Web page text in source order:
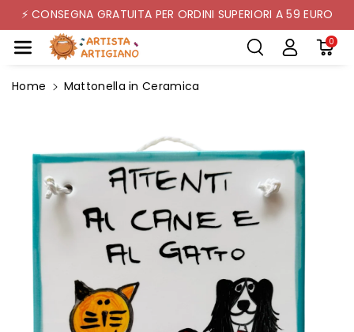
Mente Ai C
Ontenuti
⚡ CONSEGNA GRATUITA PER ORDINI SUPERIORI A 59 EURO
0
Home Mattonella in Ceramica